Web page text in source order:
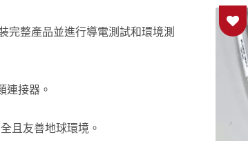
完整產品並進行導電測試和環境測
連接器。
且友善地球環境。